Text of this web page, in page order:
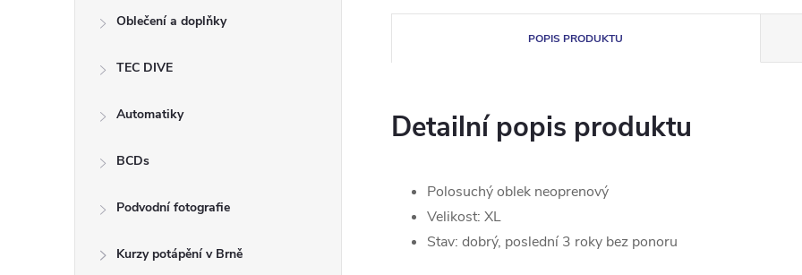
Oblečení a doplňky
TEC DIVE
Automatiky
BCDs
Podvodní fotografie
Kurzy potápění v Brně
POPIS PRODUKTU
Detailní popis produktu
Polosuchý oblek neoprenový
Velikost: XL
Stav: dobrý, poslední 3 roky bez ponoru